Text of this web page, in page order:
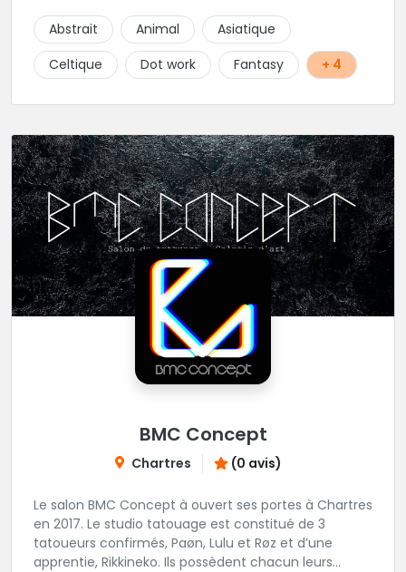
de l’Atelier :
https://www.facebook.com/HibouTattoos
Abstrait Animal
Asiatique
Celtique
Dot work Fantasy + 4
BMC Concept
Chartres (0 avis)
Le salon BMC Concept à ouvert ses portes à Chartres
en 2017. Le studio tatouage est constitué de 3
tatoueurs confirmés, Paøn, Lulu et Røz et d’une
apprentie, Rikkineko. Ils possèdent chacun leurs